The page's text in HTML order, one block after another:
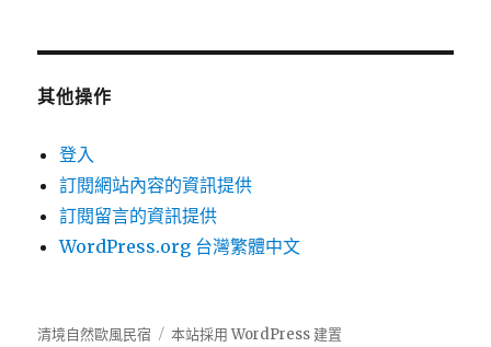
其他操作
登入
訂閱網站內容的資訊提供
訂閱留言的資訊提供
WordPress.org 台灣繁體中文
清境自然歐風民宿 本站採用 WordPress 建置